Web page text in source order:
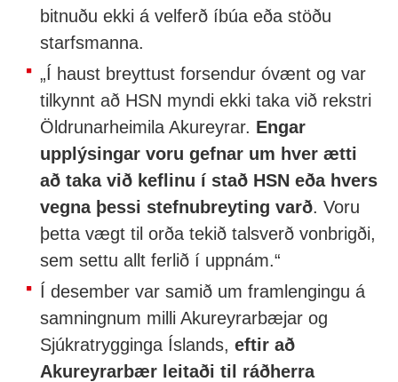
bitnuðu ekki á velferð íbúa eða stöðu
starfsmanna.
„Í haust breyttust forsendur óvænt og var
tilkynnt að HSN myndi ekki taka við rekstri
Öldrunarheimila Akureyrar. Engar
upplýsingar voru gefnar um hver ætti
að taka við keflinu í stað HSN eða hvers
vegna þessi stefnubreyting varð. Voru
þetta vægt til orða tekið talsverð vonbrigði,
sem settu allt ferlið í uppnám.“
Í desember var samið um framlengingu á
samningnum milli Akureyrarbæjar og
Sjúkratrygginga Íslands, eftir að
Akureyrarbær leitaði til ráðherra